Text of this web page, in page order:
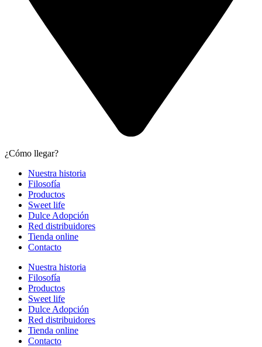
¿Cómo llegar?
Nuestra historia
Filosofía
Productos
Sweet life
Dulce Adopción
Red distribuidores
Tienda online
Contacto
Nuestra historia
Filosofía
Productos
Sweet life
Dulce Adopción
Red distribuidores
Tienda online
Contacto